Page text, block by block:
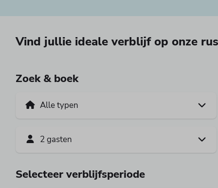
Vind jullie ideale verblijf op onze
Zoek & boek
2 gasten
Selecteer verblijfsperiode